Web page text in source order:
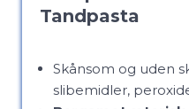
Tandpasta
Skånsom og uden
slibemidler,